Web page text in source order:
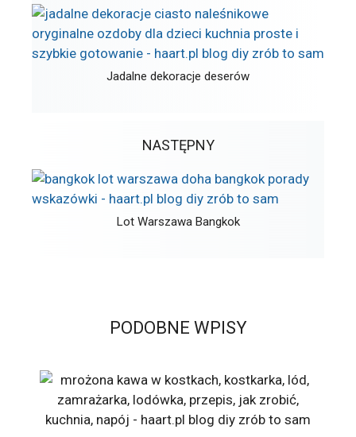
Jadalne dekoracje deserów
NASTĘPNY
Lot Warszawa Bangkok
PODOBNE WPISY